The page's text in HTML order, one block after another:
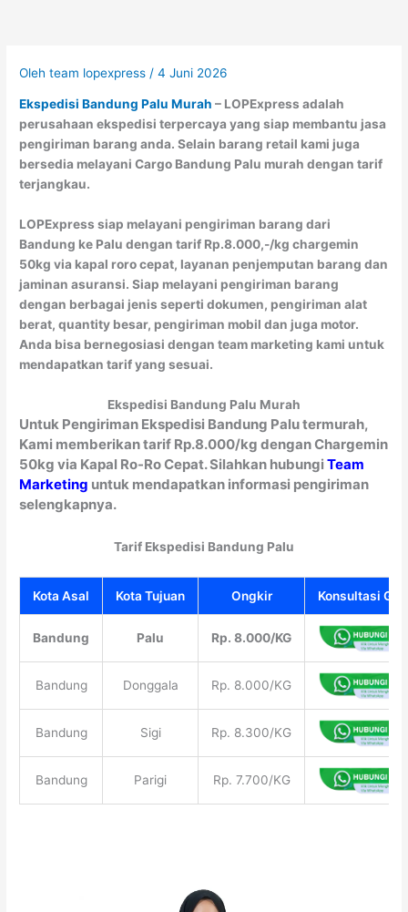
Olehteam lopexpress /4 Juni 2026
Ekspedisi Bandung Palu Murah – LOPExpress adalah
perusahaan ekspedisi terpercaya yang siap membantu jasa
pengiriman barang anda. Selain barang retail kami juga
bersedia melayani Cargo Bandung Palu murah dengan tarif
terjangkau.
LOPExpress siap melayani pengiriman barang dari
Bandung ke Palu dengan tarif Rp.8.000,-/kg chargemin
50kg via kapal roro cepat, layanan penjemputan barang dan
jaminan asuransi. Siap melayani pengiriman barang
dengan berbagai jenis seperti dokumen, pengiriman alat
berat, quantity besar, pengiriman mobil dan juga motor.
Anda bisa bernegosiasi dengan team marketing kami untuk
mendapatkan tarif yang sesuai.
Ekspedisi Bandung Palu Murah
Untuk Pengiriman Ekspedisi Bandung Palu termurah,
Kami memberikan tarif Rp.8.000/kg dengan Chargemin
50kg via Kapal Ro-Ro Cepat. Silahkan hubungiTeam
Marketing untuk mendapatkan informasi pengiriman
selengkapnya.
Tarif Ekspedisi Bandung Palu
Kota Asal Kota Tujuan Ongkir Konsultasi
Bandung Palu Rp. 8.000/KG
Bandung Donggala Rp. 8.000/KG
Bandung Sigi Rp. 8.300/KG
Bandung Parigi Rp. 7.700/KG